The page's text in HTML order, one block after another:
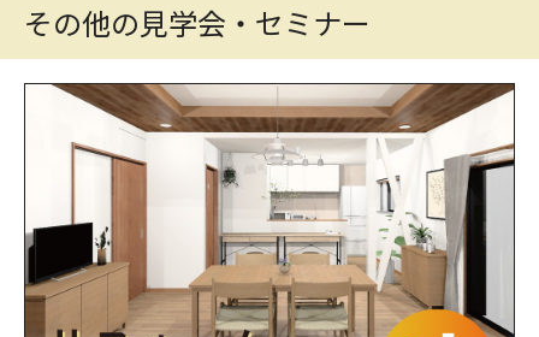
その他の見学会・セミナー